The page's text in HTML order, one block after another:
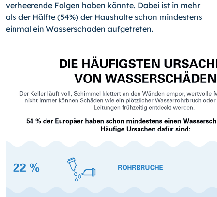
verheerende Folgen haben könnte. Dabei ist in mehr
als der Hälfte (54%) der Haushalte schon mindestens
einmal ein Wasserschaden aufgetreten.